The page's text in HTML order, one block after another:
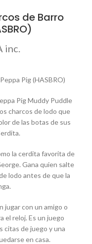
de Barro
inc.
Pig (HASBRO)
Pig Muddy Puddle
charcos de lodo que
de las botas de sus
la cerdita favorita de
Gana quien salte
lodo antes de que la
jugar con un amigo o
el reloj. Es un juego
citas de juego y una
en casa.